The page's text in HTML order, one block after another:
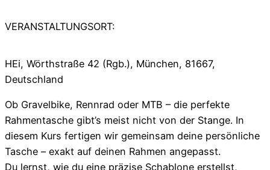
VERANSTALTUNGSORT:
HEi, Wörthstraße 42 (Rgb.), München, 81667,
Deutschland
Ob Gravelbike, Rennrad oder MTB – die perfekte
Rahmentasche gibt’s meist nicht von der Stange. In
diesem Kurs fertigen wir gemeinsam deine persönliche
Tasche – exakt auf deinen Rahmen angepasst.
Du lernst, wie du eine präzise Schablone erstellst,